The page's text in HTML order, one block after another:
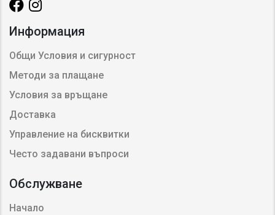
Информация
Общи Условия и сигурност
Методи за плащане
Условия за връщане
Доставка
Управление на бисквитки
Често задавани въпроси
Обслужване
Начало